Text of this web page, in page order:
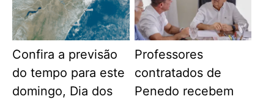
Confira a previsão
do tempo para este
domingo, Dia dos
Professores
contratados de
Penedo recebem